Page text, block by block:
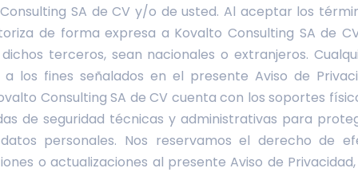
SA de CV y/o de usted. Al aceptar los
de forma expresa a Kovalto Consulting SA de
terceros, sean nacionales o extranjeros.
los fines señalados en el presente Aviso de
Consulting SA de CV cuenta con los soportes
de seguridad técnicas y administrativas para
personales. Nos reservamos el derecho de
o actualizaciones al presente Aviso de